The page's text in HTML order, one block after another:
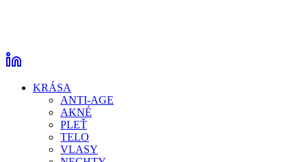
KRÁSA
ANTI-AGE
AKNÉ
PLEŤ
TELO
VLASY